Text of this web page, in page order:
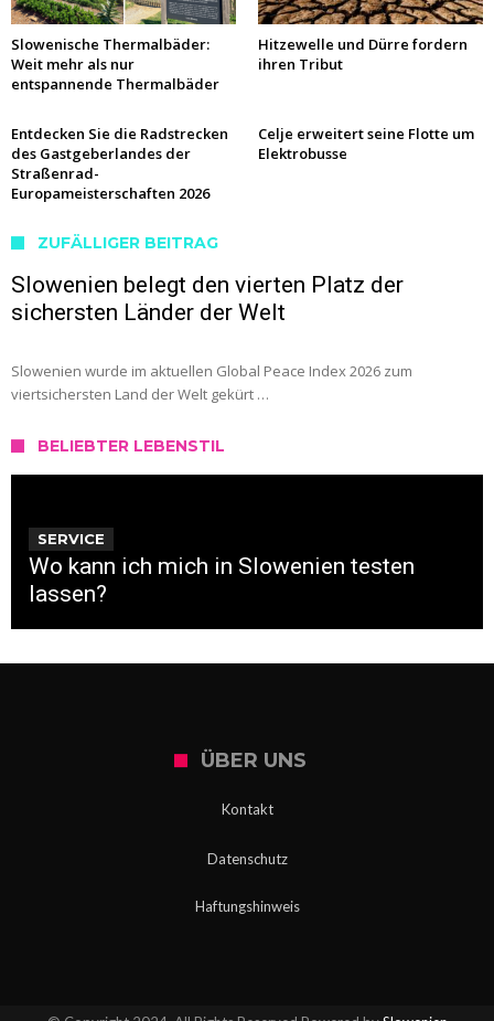
Slowenische Thermalbäder:
Weit mehr als nur
entspannende Thermalbäder
Hitzewelle und Dürre fordern
ihren Tribut
Entdecken Sie die Radstrecken
des Gastgeberlandes der
Straßenrad-
Europameisterschaften 2026
Celje erweitert seine Flotte um
Elektrobusse
ZUFÄLLIGER BEITRAG
Slowenien belegt den vierten Platz der
sichersten Länder der Welt
Slowenien wurde im aktuellen Global Peace Index 2026 zum
viertsichersten Land der Welt gekürt …
BELIEBTER LEBENSTIL
SERVICE
Wo kann ich mich in Slowenien testen
lassen?
ÜBER UNS
Kontakt
Datenschutz
Haftungshinweis